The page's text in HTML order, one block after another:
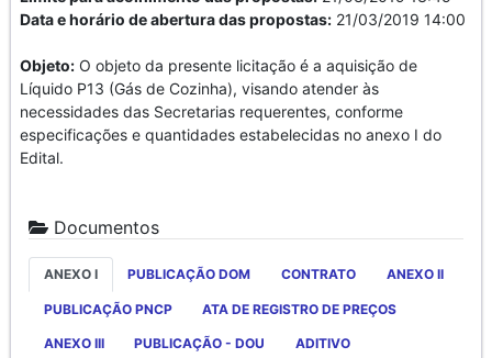
Data e horário de abertura das propostas: 21/03/2019 14:00
Objeto: O objeto da presente licitação é a aquisição de
Líquido P13 (Gás de Cozinha), visando atender às
necessidades das Secretarias requerentes, conforme
especificações e quantidades estabelecidas no anexo I do
Edital.
Documentos
ANEXO I PUBLICAÇÃO DOM CONTRATO ANEXO II
PUBLICAÇÃO PNCP ATA DE REGISTRO DE PREÇOS
ANEXO III PUBLICAÇÃO - DOU ADITIVO